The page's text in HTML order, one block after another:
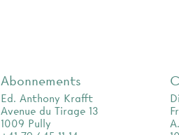
Abonnements
Ed. Anthony Krafft
Avenue du Tirage 13
1009 Pully